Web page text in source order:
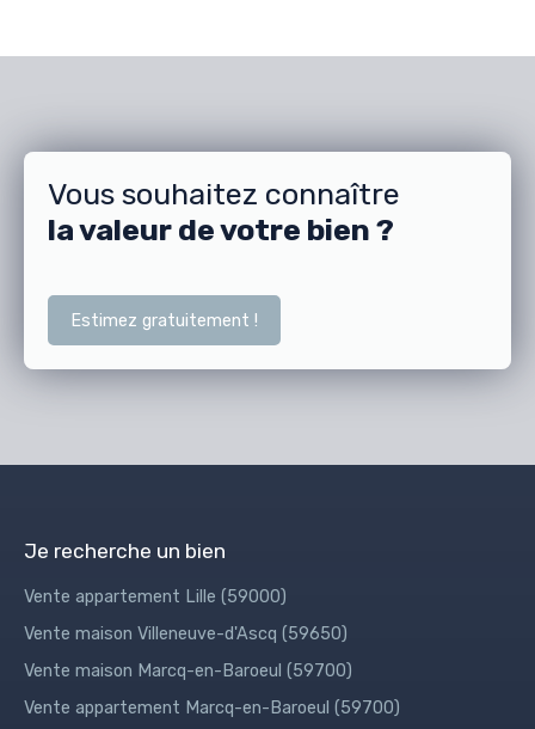
Vous souhaitez connaître
la valeur de votre bien ?
Estimez gratuitement !
Je recherche un bien
Vente appartement Lille (59000)
Vente maison Villeneuve-d'Ascq (59650)
Vente maison Marcq-en-Baroeul (59700)
Vente appartement Marcq-en-Baroeul (59700)